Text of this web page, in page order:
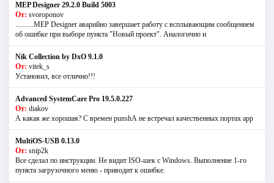
MEP Designer 29.2.0 Build 5003
От: svoroponov
..........MEP Designer аварийно завершает работу с всплывающим сообщением
об ошибке при выборе пункта "Новый проект". Аналогично и
Nik Collection by DxO 9.1.0
От: vitek_s
Установил, все отлично!!!
Advanced SystemCare Pro 19.5.0.227
От: diakov
А какая же хорошая? С времен punshА не встречал качественных портах app
MultiOS-USB 0.13.0
От: snip2k
Все сделал по инструкции. Не видит ISO-шек с Windows. Выполнение 1-го
пункта загрузочного меню - приводит к ошибке.